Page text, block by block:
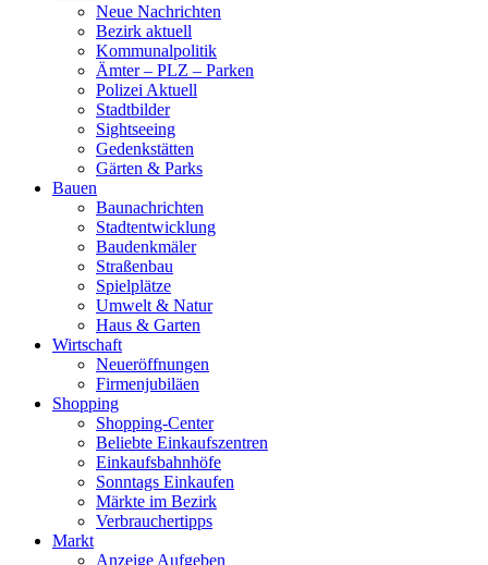
Neue Nachrichten
Bezirk aktuell
Kommunalpolitik
Ämter – PLZ – Parken
Polizei Aktuell
Stadtbilder
Sightseeing
Gedenkstätten
Gärten & Parks
Bauen
Baunachrichten
Stadtentwicklung
Baudenkmäler
Straßenbau
Spielplätze
Umwelt & Natur
Haus & Garten
Wirtschaft
Neueröffnungen
Firmenjubiläen
Shopping
Shopping-Center
Beliebte Einkaufszentren
Einkaufsbahnhöfe
Sonntags Einkaufen
Märkte im Bezirk
Verbrauchertipps
Markt
Anzeige Aufgeben